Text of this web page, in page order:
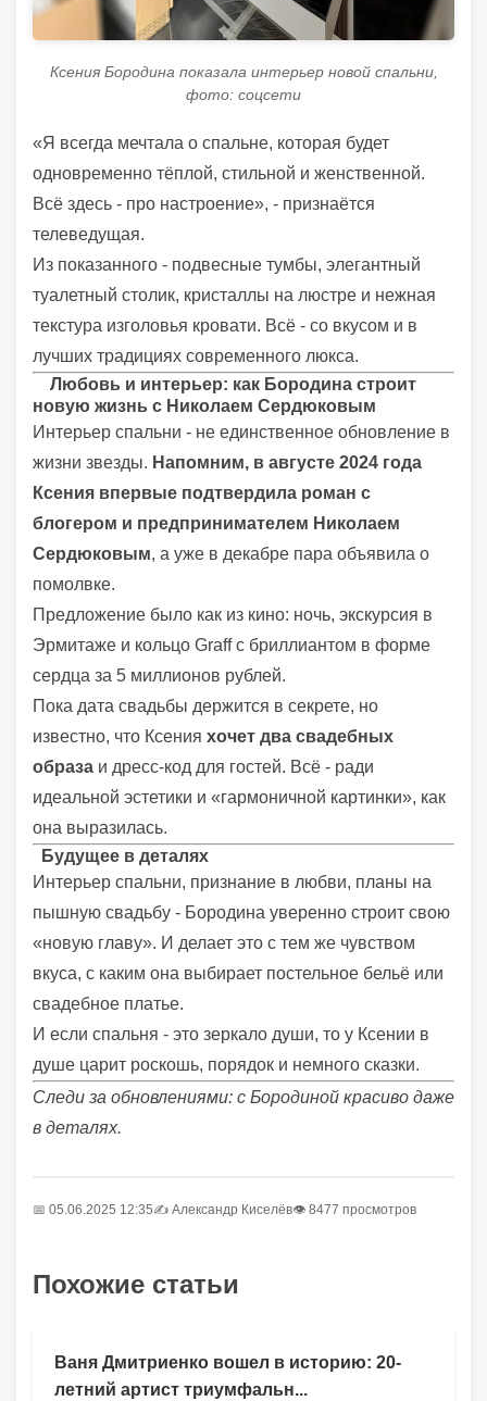
Ксения Бородина показала интерьер новой спальни,
фото: соцсети
«Я всегда мечтала о спальне, которая будет
одновременно тёплой, стильной и женственной.
Всё здесь - про настроение», - признаётся
телеведущая.
Из показанного - подвесные тумбы, элегантный
туалетный столик, кристаллы на люстре и нежная
текстура изголовья кровати. Всё - со вкусом и в
лучших традициях современного люкса.
Любовь и интерьер: как Бородина строит
новую жизнь с Николаем Сердюковым
Интерьер спальни - не единственное обновление в
жизни звезды. Напомним, в августе 2024 года
Ксения впервые подтвердила роман с
блогером и предпринимателем Николаем
Сердюковым, а уже в декабре пара объявила о
помолвке.
Предложение было как из кино: ночь, экскурсия в
Эрмитаже и кольцо Graff с бриллиантом в форме
сердца за 5 миллионов рублей.
Пока дата свадьбы держится в секрете, но
известно, что Ксения хочет два свадебных
образа и дресс-код для гостей. Всё - ради
идеальной эстетики и «гармоничной картинки», как
она выразилась.
Будущее в деталях
Интерьер спальни, признание в любви, планы на
пышную свадьбу - Бородина уверенно строит свою
«новую главу». И делает это с тем же чувством
вкуса, с каким она выбирает постельное бельё или
свадебное платье.
И если спальня - это зеркало души, то у Ксении в
душе царит роскошь, порядок и немного сказки.
Следи за обновлениями: с Бородиной красиво даже
в деталях.
📅 05.06.2025 12:35✍️ Александр Киселёв👁 8477 просмотров
Похожие статьи
Ваня Дмитриенко вошел в историю: 20-
летний артист триумфальн...